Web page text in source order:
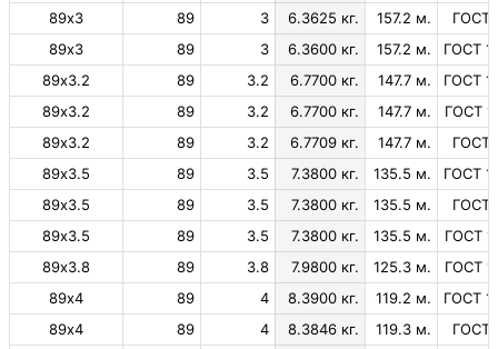
89х3
89 3 6.3625 кг. 157.2 м.
ГОСТ
89х3
89 3 6.3600 кг. 157.2 м.
ГОСТ
89х3.2
89 3.2 6.7700 кг. 147.7 м.
ГОСТ
89х3.2
89 3.2 6.7700 кг. 147.7 м.
ГОСТ
89х3.2
89 3.2 6.7709 кг. 147.7 м.
ГОСТ
89х3.5
89 3.5 7.3800 кг. 135.5 м.
ГОСТ
89х3.5
89 3.5 7.3800 кг. 135.5 м.
ГОСТ
89х3.5
89 3.5 7.3800 кг. 135.5 м.
ГОСТ
89х3.8
89 3.8 7.9800 кг. 125.3 м.
ГОСТ
89х4
89 4 8.3900 кг. 119.2 м.
ГОСТ
89х4
89 4 8.3846 кг. 119.3 м.
ГОСТ